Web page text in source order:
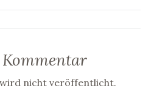
nicht veröffentlicht.